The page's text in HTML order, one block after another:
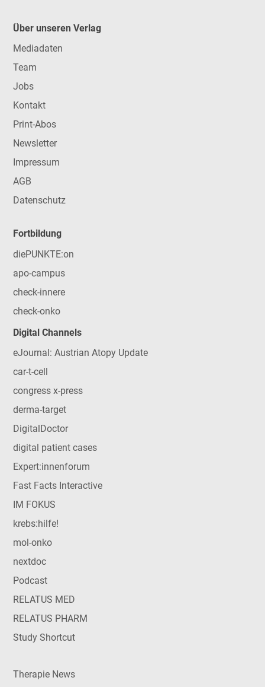
Über unseren Verlag
Mediadaten
Team
Jobs
Kontakt
Print-Abos
Newsletter
Impressum
AGB
Datenschutz
Fortbildung
diePUNKTE:on
apo-campus
check-innere
check-onko
Digital Channels
eJournal: Austrian Atopy Update
car-t-cell
congress x-press
derma-target
DigitalDoctor
digital patient cases
Expert:innenforum
Fast Facts Interactive
IM FOKUS
krebs:hilfe!
mol-onko
nextdoc
Podcast
RELATUS MED
RELATUS PHARM
Study Shortcut
Therapie News